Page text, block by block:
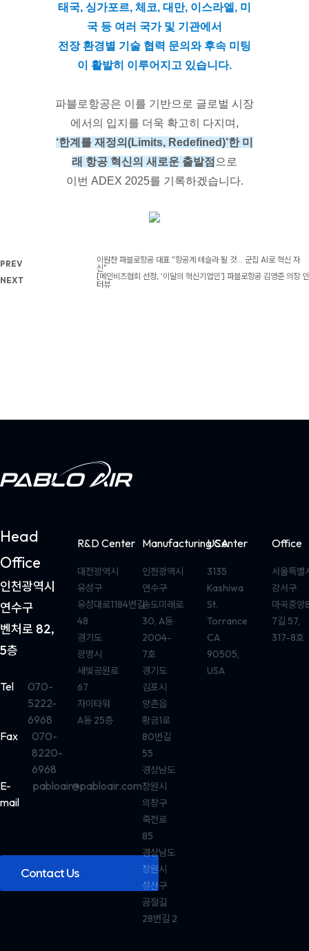
태국, 싱가포르, 체코, 대만, 이스라엘, 미
국 등 여러 국가 및 기관에서
전장 환경별 기술 협력 문의와 후속 미팅
이 활발히 이루어지고 있습니다.
파블로항공은 이를 기반으로 글로벌 시장
에서의 입지를 더욱 확고히 다지며,
‘한계를 재정의(Limits, Redefined)’한 미
래 항공 혁신의 새로운 출발점 으로
이번 ADEX 2025를 기록하겠습니다.
PREV
이원찬 파블로항공 대표 "항공계 테슬라 될 것… 군집 AI로 혁신 자
신"
NEXT
[메인비즈협회 선정, ‘이달의 혁신기업인’] 파블로항공 김영준 의장 인
터뷰
Head
Office
인천광역시
연수구
벤처로 82,
5층
Tel
070-
5222-
6968
Fax
070-
8220-
6968
E-
mail
pabloair@pabloair.com
Contact Us
R&D Center
대전광역시
유성구
유성대로1184번길
48
경기도
광명시
새빛공원로
67
자이타워
A동 25층
Manufacturing Center
인천광역시
연수구
송도미래로
30, A동
2004-
7호
경기도
김포시
양촌읍
황금1로
80번길
55
경상남도
창원시
의창구
죽전로
85
경상남도
창원시
성산구
곰절길
28번길 2
USA
3135
Kashiwa
St.
Torrance
CA
90505,
USA
Office
서울특별
강서구
마곡중앙
7길 57,
317-8호